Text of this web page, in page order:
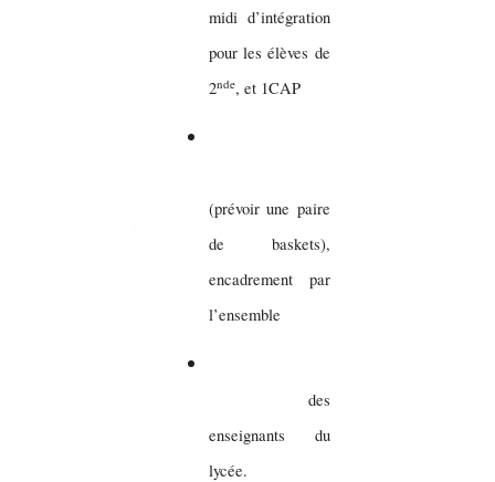
midi d’intégration
pour les élèves de
2nde, et 1CAP
(prévoir une paire
de baskets),
encadrement par
l’ensemble
des
enseignants du
lycée.